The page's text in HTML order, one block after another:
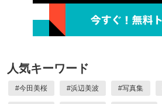
人気キーワード
#今田美桜 #浜辺美波 #写真集